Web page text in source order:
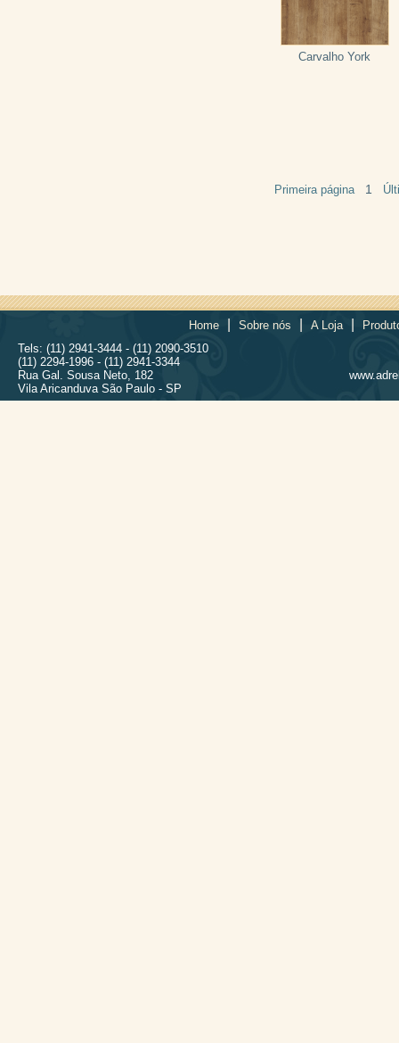
Carvalho York
Primeira página 1
Home Sobre nós A Loja
Tels: (11) 2941-3444 - (11) 2090-3510
(11) 2294-1996 - (11) 2941-3344
Rua Gal. Sousa Neto, 182
Vila Aricanduva São Paulo - SP